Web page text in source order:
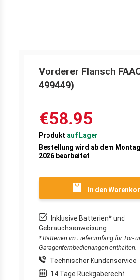
Vorderer Flansch
499449)
€58.95
Produkt auf Lager
Bestellung wird ab dem
2026 bearbeitet
In den
Inklusive Batterien* und
Gebrauchsanweisung
* Batterien im Lieferumfang für Tor-
Garagenfernbedienungen enthalten.
Technischer Kundenservice
14 Tage Rückgaberecht